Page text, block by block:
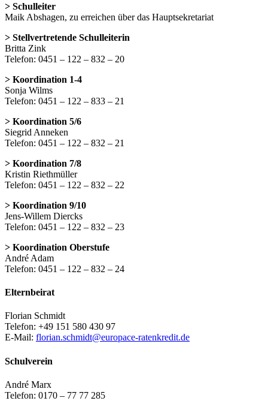
> Schulleiter
Maik Abshagen, zu erreichen über das Hauptsekretariat
> Stellvertretende Schulleiterin
Britta Zink
Telefon: 0451 – 122 – 832 – 20
> Koordination 1-4
Sonja Wilms
Telefon: 0451 – 122 – 833 – 21
> Koordination 5/6
Siegrid Anneken
Telefon: 0451 – 122 – 832 – 21
> Koordination 7/8
Kristin Riethmüller
Telefon: 0451 – 122 – 832 – 22
> Koordination 9/10
Jens-Willem Diercks
Telefon: 0451 – 122 – 832 – 23
> Koordination Oberstufe
André Adam
Telefon: 0451 – 122 – 832 – 24
Elternbeirat
Florian Schmidt
Telefon: +49 151 580 430 97
E-Mail: florian.schmidt@europace-ratenkredit.de
Schulverein
André Marx
Telefon: 0170 – 77 77 285